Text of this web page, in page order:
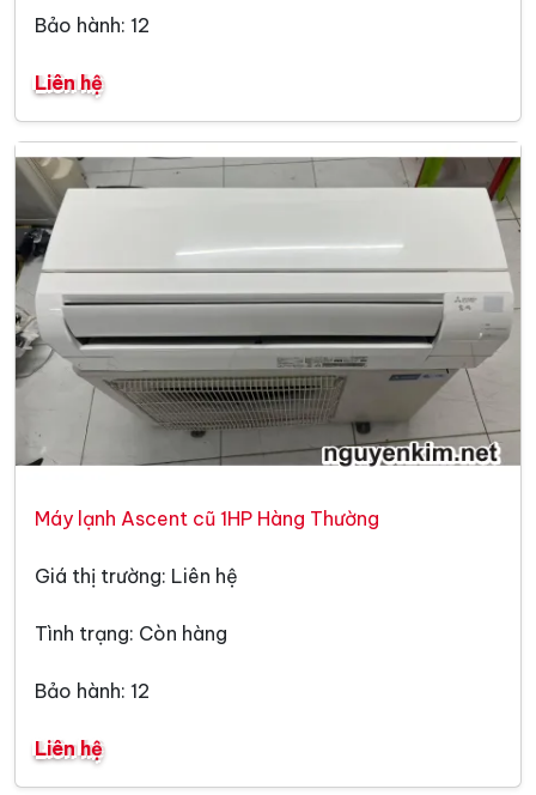
Bảo hành: 12
Liên hệ
Máy lạnh Ascent cũ 1HP Hàng Thường
Giá thị trường: Liên hệ
Tình trạng: Còn hàng
Bảo hành: 12
Liên hệ